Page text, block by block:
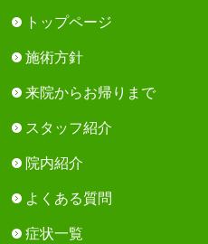
トップページ
施術方針
来院からお帰りまで
スタッフ紹介
院内紹介
よくある質問
症状一覧